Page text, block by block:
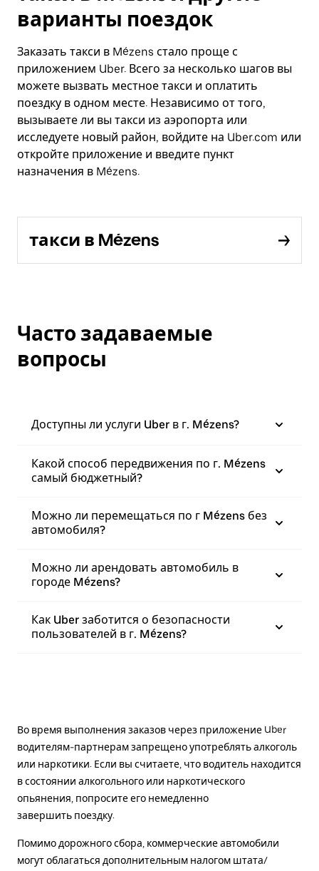
варианты поездок
Заказать такси в Mézens стало проще с
приложением Uber. Всего за несколько шагов вы
можете вызвать местное такси и оплатить
поездку в одном месте. Независимо от того,
вызываете ли вы такси из аэропорта или
исследуете новый район, войдите на Uber.com или
откройте приложение и введите пункт
назначения в Mézens.
такси в Mézens
Часто задаваемые
вопросы
Доступны ли услуги Uber в г. Mézens?
Какой способ передвижения по г. Mézens
самый бюджетный?
Можно ли перемещаться по г Mézens без
автомобиля?
Можно ли арендовать автомобиль в
городе Mézens?
Как Uber заботится о безопасности
пользователей в г. Mézens?
Во время выполнения заказов через приложение Uber
водителям-партнерам запрещено употреблять алкоголь
или наркотики. Если вы считаете, что водитель находится
в состоянии алкогольного или наркотического
опьянения, попросите его немедленно
завершить поездку.
Помимо дорожного сбора, коммерческие автомобили
могут облагаться дополнительным налогом штата/